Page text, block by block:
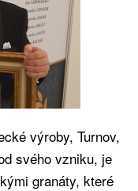
výroby, Turnov,
svého vzniku, je
granáty, které